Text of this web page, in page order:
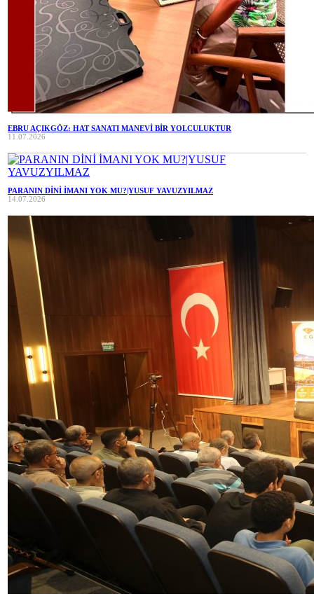
EBRU AÇIKGÖZ: HAT SANATI MANEVİ BİR YOLCULUKTUR
11.07.2026
PARANIN DİNİ İMANI YOK MU?|YUSUF YAVUZYILMAZ
14.07.2026